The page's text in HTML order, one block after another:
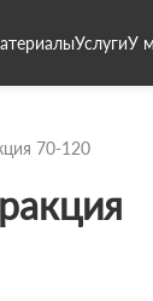
УслугиУ
70-120